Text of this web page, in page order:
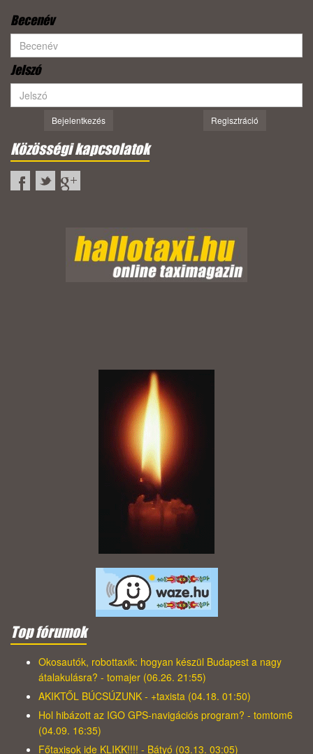
Becenév
Jelszó
Bejelentkezés Regisztráció
Közösségi kapcsolatok
Top fórumok
Okosautók, robottaxik: hogyan készül Budapest a nagy
átalakulásra? - tomajer (06.26. 21:55)
AKIKTŐL BÚCSÚZUNK - +taxista (04.18. 01:50)
Hol hibázott az IGO GPS-navigációs program? - tomtom6
(04.09. 16:35)
Főtaxisok ide KLIKK!!!! - Bátyó (03.13. 03:05)